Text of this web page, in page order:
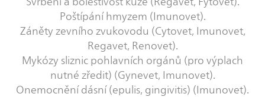
Poštípání hmyzem (Imunovet).
Záněty zevního zvukovodu (Cytovet, Imunovet,
Regavet, Renovet).
Mykózy sliznic pohlavních orgánů (pro výplach
nutné zředit) (Gynevet, Imunovet).
Onemocnění dásní (epulis, gingivitis) (Imunovet).